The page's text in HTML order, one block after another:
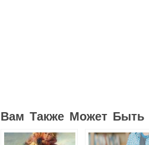
Вам Также Может Быть